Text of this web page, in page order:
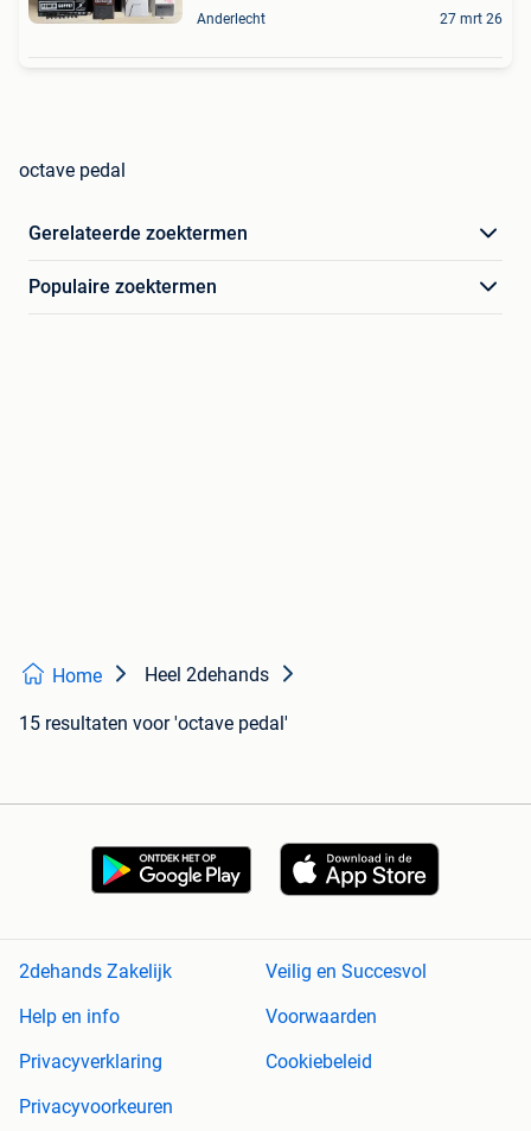
Anderlecht 27 mrt 26
octave pedal
Gerelateerde zoektermen
Populaire zoektermen
Home Heel 2dehands
15 resultaten voor 'octave pedal'
2dehands Zakelijk
Veilig en Succesvol
Help en info
Voorwaarden
Privacyverklaring
Cookiebeleid
Privacyvoorkeuren